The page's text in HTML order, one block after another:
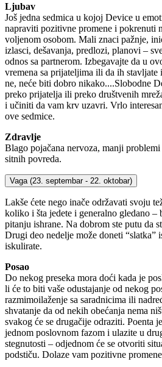
Ljubav
Još jedna sedmica u kojoj Device u
napraviti pozitivne promene i pokrenuti
voljenom osobom. Mali znaci pažnje,
izlasci, dešavanja, predlozi, planovi –
odnos sa partnerom. Izbegavajte da u
vremena sa prijateljima ili da ih stavljate
ne, neće biti dobro nikako....Slobodne
preko prijatelja ili preko društvenih
i učiniti da vam krv uzavri. Vrlo
ove sedmice.
Zdravlje
Blago pojačana nervoza, manji
sitnih povreda.
Vaga (23. septembar - 22. oktobar)
Lakše ćete nego inače održavati svoju
koliko i šta jedete i generalno gledano –
pitanju ishrane. Na dobrom ste putu da
Drugi deo nedelje može doneti “slatka”
iskulirate.
Posao
Do nekog preseka mora doći kada je
li će to biti vaše odustajanje od nekog
razmimoilaženje sa saradnicima ili
shvatanje da od nekih obećanja nema
svakog će se drugačije odraziti. Poenta
jednom poslovnom fazom i ulazite u
stegnutosti – odjednom će se otvoriti
podstiču. Dolaze vam pozitivne